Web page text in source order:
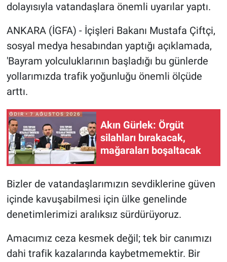
dolayısıyla vatandaşlara önemli uyarılar yaptı.
ANKARA (İGFA) - İçişleri Bakanı Mustafa Çiftçi,
sosyal medya hesabından yaptığı açıklamada,
'Bayram yolculuklarının başladığı bu günlerde
yollarımızda trafik yoğunluğu önemli ölçüde
arttı.
Akın Gürlek: Örgüt
silahları bırakacak,
mağaraları boşaltacak
Bizler de vatandaşlarımızın sevdiklerine güven
içinde kavuşabilmesi için ülke genelinde
denetimlerimizi aralıksız sürdürüyoruz.
Amacımız ceza kesmek değil; tek bir canımızı
dahi trafik kazalarında kaybetmemektir. Bir